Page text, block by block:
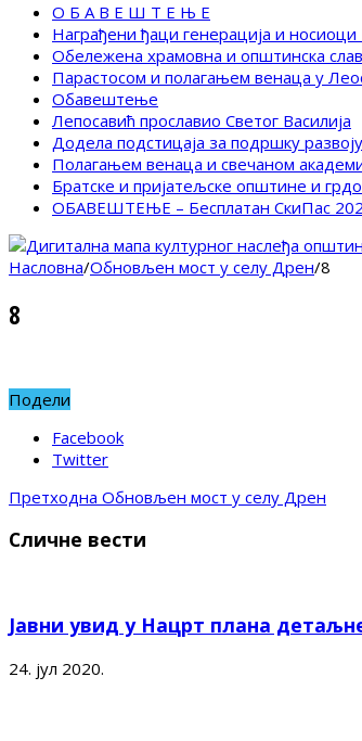
О Б А В Е Ш Т Е Њ Е
Награђени ђаци генерација и
Обележена храмовна и општинска
Парастосом и полагањем венаца у
Обавештење
Лепосавић прославио Светог Василија
Додела подстицаја за подршку
Полагањем венаца и свечаном
Братске и пријатељске општине и
ОБАВЕШТЕЊЕ – Бесплатан СкиПас
Насловна/Обновљен мост у селу Дрен/8
8
Подели
Facebook
Twitter
Претходна Обновљен мост у селу Дрен
Сличне вести
Јавни увид у Нацрт плана
24. јул 2020.